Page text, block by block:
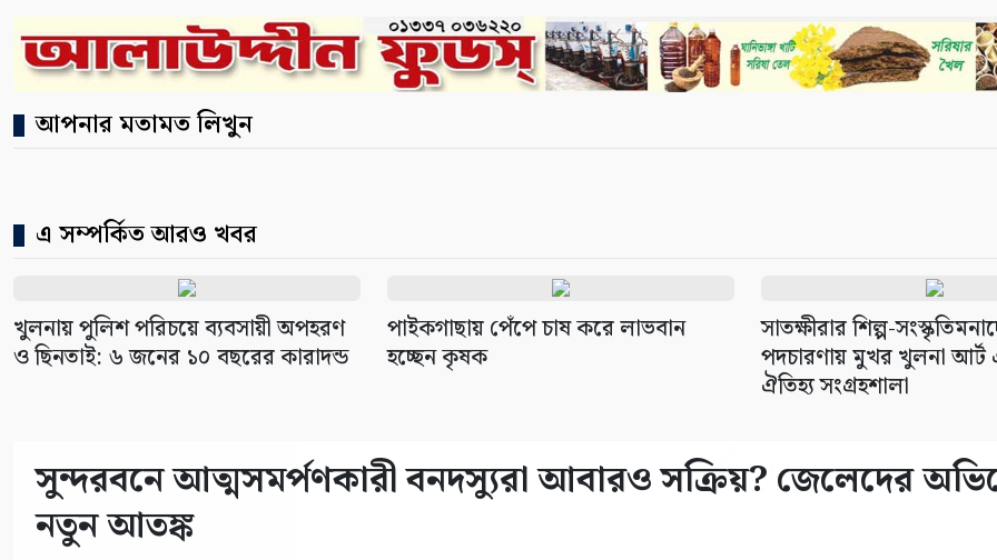
আপনার মতামত লিখুন
এ সম্পর্কিত আরও খবর
খুলনায় পুলিশ পরিচয়ে ব্যবসায়ী অপহরণ
ও ছিনতাই: ৬ জনের ১০ বছরের কারাদন্ড
পাইকগাছায় পেঁপে চাষ করে লাভবান
হচ্ছেন কৃষক
সাতক্ষীরার শিল্প-
পদচারণায় মুখর খুলনা আর্ট
ঐতিহ্য সংগ্রহশালা
সুন্দরবনে আত্মসমর্পণকারী বনদস্যুরা আবারও সক্রিয়? জেলেদের
নতুন আতঙ্ক